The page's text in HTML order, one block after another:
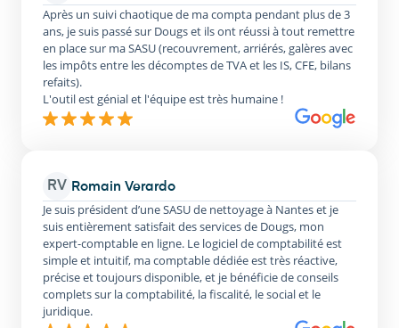
Après un suivi chaotique de ma compta pendant plus de 3
ans, je suis passé sur Dougs et ils ont réussi à tout remettre
en place sur ma SASU (recouvrement, arriérés, galères avec
les impôts entre les décomptes de TVA et les IS, CFE, bilans
refaits).
L'outil est génial et l'équipe est très humaine !
RV Romain Verardo
Je suis président d’une SASU de nettoyage à Nantes et je
suis entièrement satisfait des services de Dougs, mon
expert-comptable en ligne. Le logiciel de comptabilité est
simple et intuitif, ma comptable dédiée est très réactive,
précise et toujours disponible, et je bénéficie de conseils
complets sur la comptabilité, la fiscalité, le social et le
juridique.